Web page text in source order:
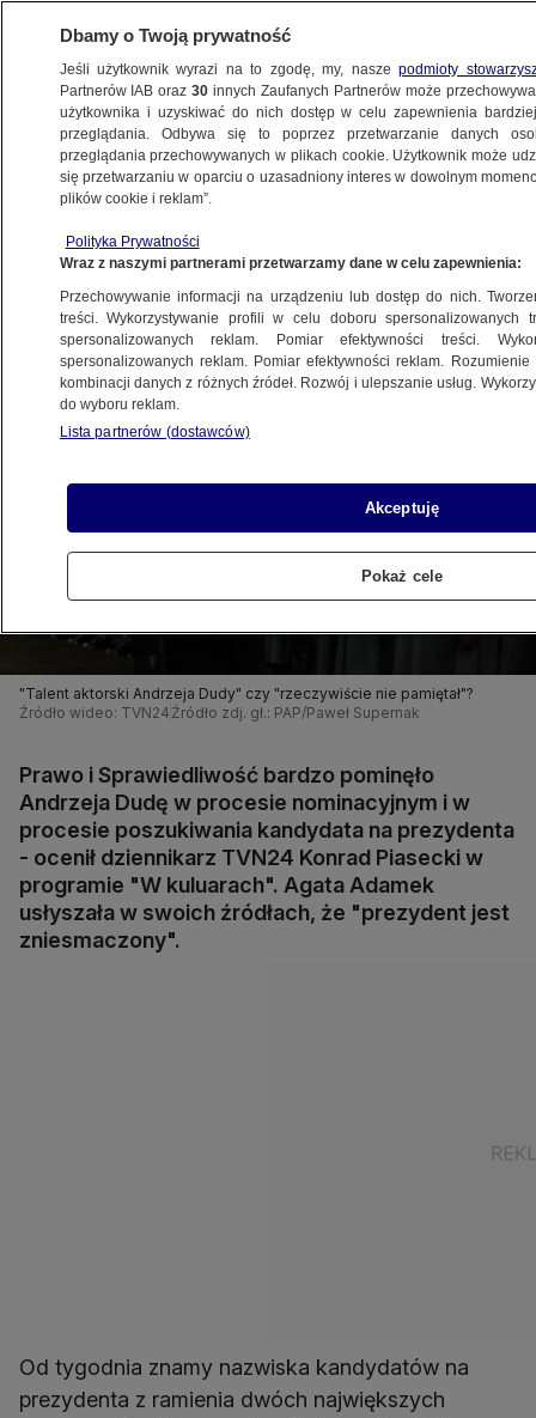
POLSKA
1.12.2024, 22:49
Udostępnij
"Talent aktorski Andrzeja Dudy" czy "rzeczywiście nie pamiętał"?
Źródło wideo: TVN24 Źródło zdj. gł.: PAP/Paweł Supernak
Prawo i Sprawiedliwość bardzo pominęło
Andrzeja Dudę w procesie nominacyjnym i w
procesie poszukiwania kandydata na prezydenta
- ocenił dziennikarz TVN24 Konrad Piasecki w
programie "W kuluarach". Agata Adamek
usłyszała w swoich źródłach, że "prezydent jest
zniesmaczony".
Od tygodnia znamy nazwiska kandydatów na
prezydenta z ramienia dwóch największych
Dbamy o Twoją prywatność
Jeśli użytkownik wyrazi na to zgodę, my, naszepodmioty
Partnerów IAB oraz30 innych Zaufanych Partnerów może
użytkownika i uzyskiwać do nich dostęp w celu zapewnienia
przeglądania. Odbywa się to poprzez przetwarzanie danych
przeglądania przechowywanych w plikach cookie. Użytkownik może
się przetwarzaniu w oparciu o uzasadniony interes w dowolnym
plików cookie i reklam”.
Polityka Prywatności
Wraz z naszymi partnerami przetwarzamy dane w celu zapewnienia:
Przechowywanie informacji na urządzeniu lub dostęp do nich.
treści. Wykorzystywanie profili w celu doboru spersonalizowanych
spersonalizowanych reklam. Pomiar efektywności treści.
spersonalizowanych reklam. Pomiar efektywności reklam.
kombinacji danych z różnych źródeł. Rozwój i ulepszanie usług.
do wyboru reklam.
Lista partnerów (dostawców)
Akceptuję
Pokaż cele